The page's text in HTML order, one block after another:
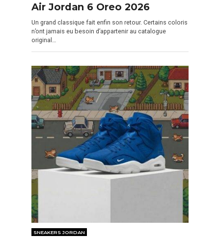
Air Jordan 6 Oreo 2026
Un grand classique fait enfin son retour. Certains coloris
n’ont jamais eu besoin d’appartenir au catalogue
original…
SNEAKERS JORDAN